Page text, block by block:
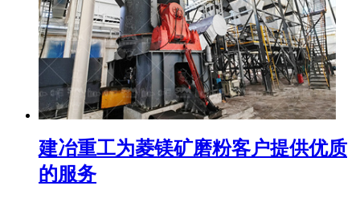
建冶重工为菱镁矿磨粉客户提供优质
的服务